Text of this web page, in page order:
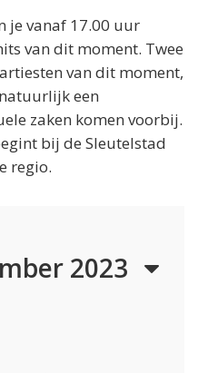
je vanaf 17.00 uur
van dit moment. Twee
van dit moment,
een
zaken komen voorbij.
bij de Sleutelstad
regio.
2023